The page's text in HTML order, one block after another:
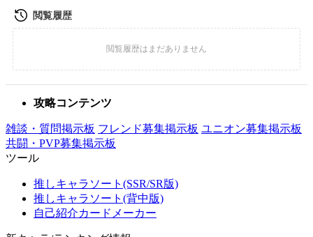
攻略コンテンツ
雑談・質問掲示板 フレンド募集掲示板 ユニオン募集掲示板
共闘・PVP募集掲示板
ツール
推しキャラソート(SSR/SR版)
推しキャラソート(背中版)
自己紹介カードメーカー